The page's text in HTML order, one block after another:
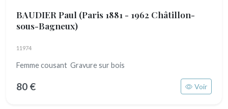
BAUDIER Paul (Paris 1881 - 1962 Châtillon-
sous-Bagneux)
11974
Femme cousant Gravure sur bois
80 € Voir